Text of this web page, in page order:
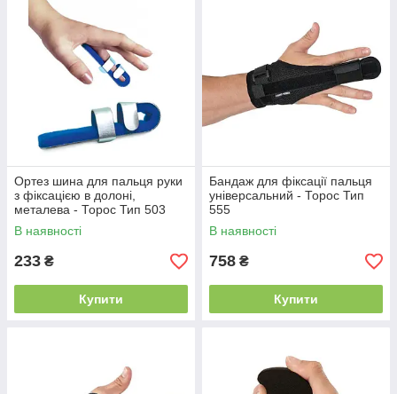
Ортез шина для пальця руки
з фіксацією в долоні,
металева - Торос Тип 503
В наявності
233 ₴
Купити
Бандаж для фіксації пальця
універсальний - Торос Тип
555
В наявності
758 ₴
Купити